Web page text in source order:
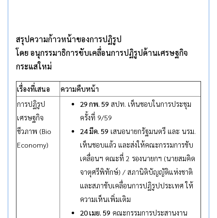
สรุปความก้าวหน้าของการปฏิรูป
โดย อนุกรรมาธิการขับเคลื่อนการปฏิรูปด้านเศรษฐกิจ
กระแสใหม่
เรื่องที่เสนอ
ความคืบหน้า
การปฏิรูป
เศรษฐกิจ
ชีวภาพ (Bio
Economy)
29 กพ. 59 สปท. เห็นชอบในการประชุม
ครั้งที่ 9/59
24 มีค. 59 เสนอนายกรัฐมนตรี และ นรม.
เห็นชอบแล้ว และส่งให้คณะกรรมการขับ
เคลื่อนฯ คณะที่ 2 รองนายกฯ (นายสมคิด
จาตุศรีพิทักษ์) / สภานิติบัญญัติแห่งชาติ
และสภาขับเคลื่อนการปฏิรูปประเทศ ให้
ความเห็นเพิ่มเติม
20 เมย. 59 คณะกรรมการประสานงาน